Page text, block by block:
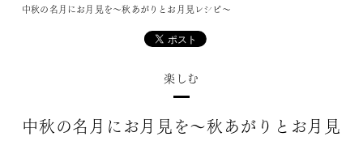
U
中秋の名月にお月見を〜秋あがりとお月見レシピ〜
楽しむ
中秋の名月にお月見を〜秋あがりとお月見